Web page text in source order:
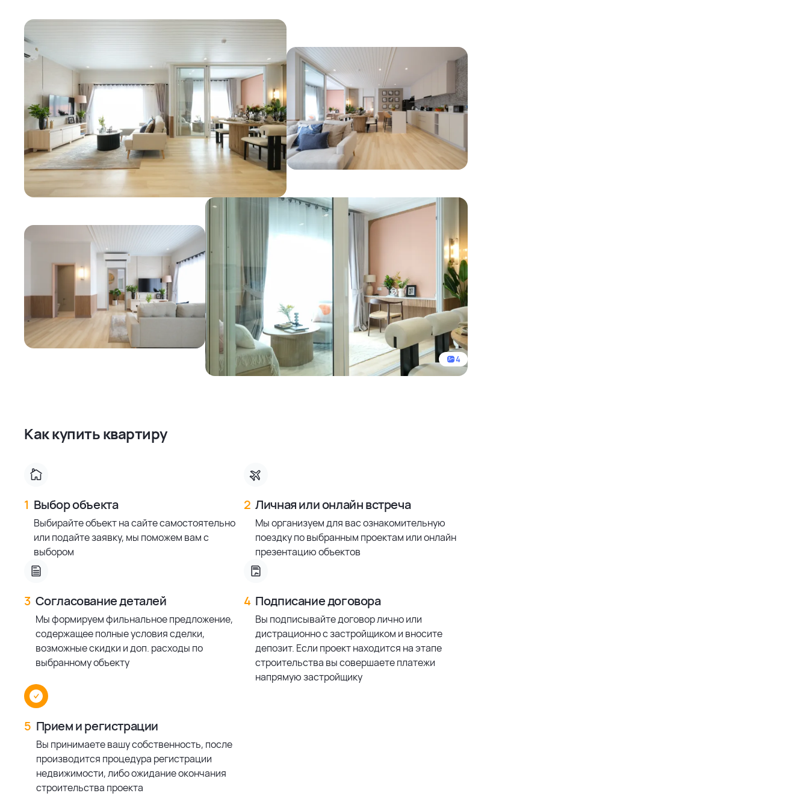
4
Как купить квартиру
1 Выбор объекта
Выбирайте объект на сайте самостоятельно
или подайте заявку, мы поможем вам с
выбором
2 Личная или онлайн встреча
Мы организуем для вас ознакомительную
поездку по выбранным проектам или онлайн
презентацию объектов
3 Согласование деталей
Мы формируем фильнальное предложение,
содержащее полные условия сделки,
возможные скидки и доп. расходы по
выбранному объекту
4 Подписание договора
Вы подписывайте договор лично или
дистрационно с застройщиком и вносите
депозит. Если проект находится на этапе
строительства вы совершаете платежи
напрямую застройщику
5 Прием и регистрации
Вы принимаете вашу собственность, после
производится процедура регистрации
недвижимости, либо ожидание окончания
строительства проекта